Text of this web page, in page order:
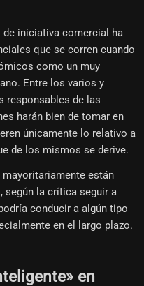
de iniciativa comercial ha
que se corren cuando
como un muy
Entre los varios y
responsables de las
harán bien de tomar en
únicamente lo relativo a
de los mismos se derive.
están
según la crítica seguir a
conducir a algún tipo
en el largo plazo.
en